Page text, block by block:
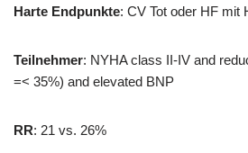
Harte Endpunkte: CV Tot oder HF mit
Teilnehmer: NYHA class II-IV and
=< 35%) and elevated BNP
RR: 21 vs. 26%